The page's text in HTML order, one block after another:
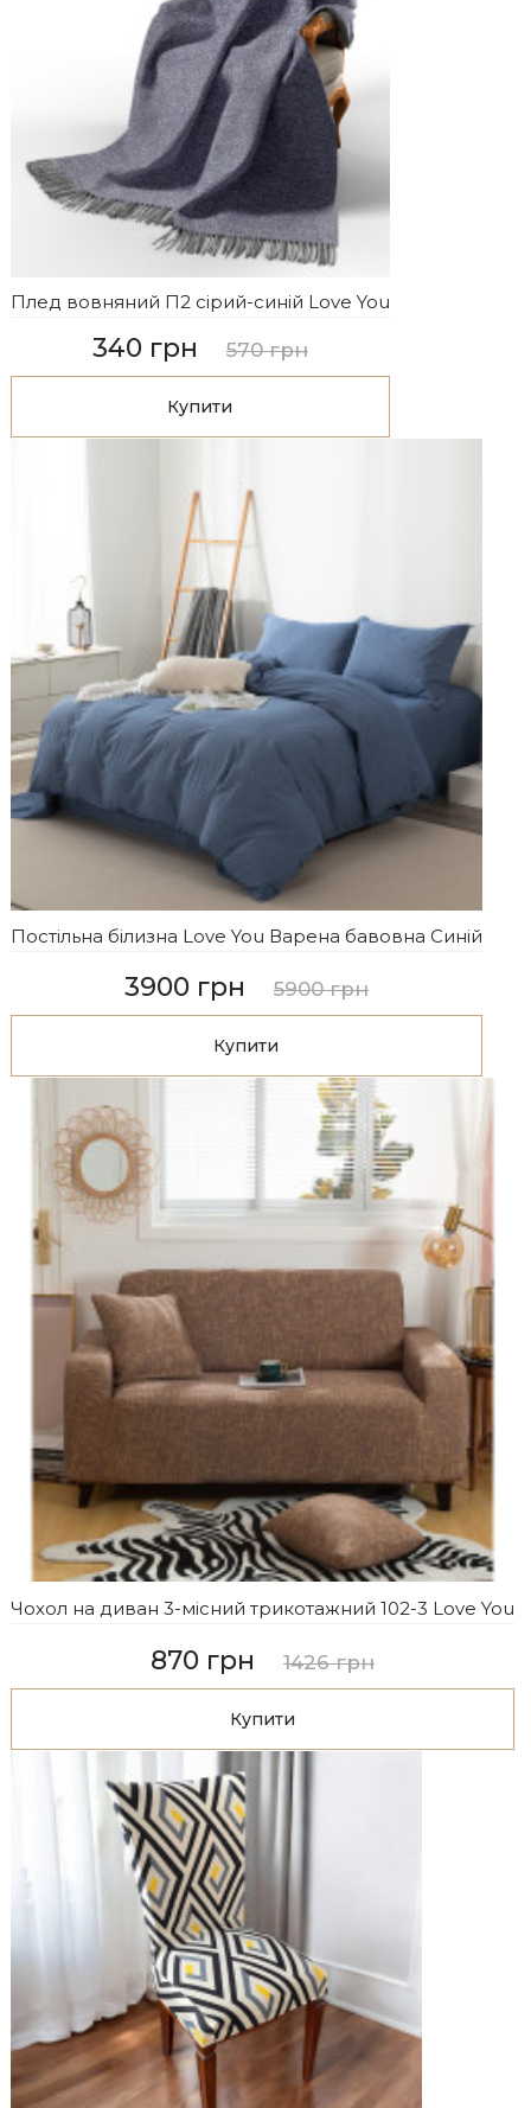
Плед вовняний П2 сірий-синій Love You
340 грн 570 грн
Купити
Постільна білизна Love You Варена бавовна Синій
3900 грн 5900 грн
Купити
Чохол на диван 3-місний трикотажний 102-3 Love You
870 грн 1426 грн
Купити